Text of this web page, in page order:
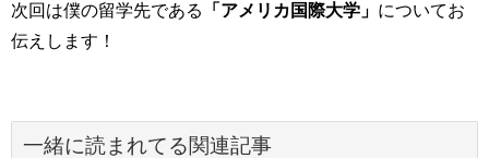
次回は僕の留学先である 「アメリカ国際大学」 についてお
伝えします！
一緒に読まれてる関連記事